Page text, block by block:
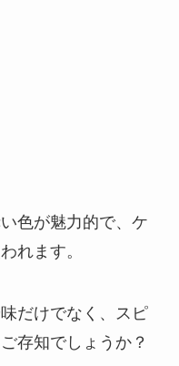
色が魅力的で、ケ
れます。
だけでなく、スピ
存知でしょうか？